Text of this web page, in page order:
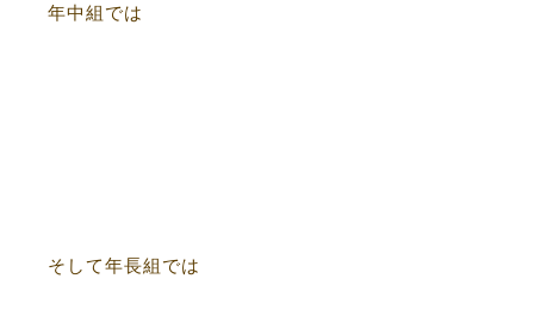
年中組では
そして年長組では